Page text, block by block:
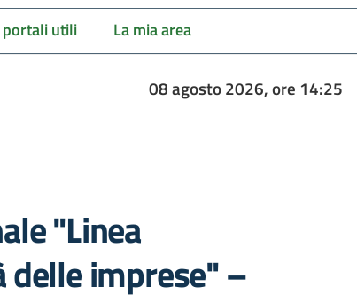
utili La mia area
08 agosto 2026, ore 14:25
"Linea
delle imprese" –